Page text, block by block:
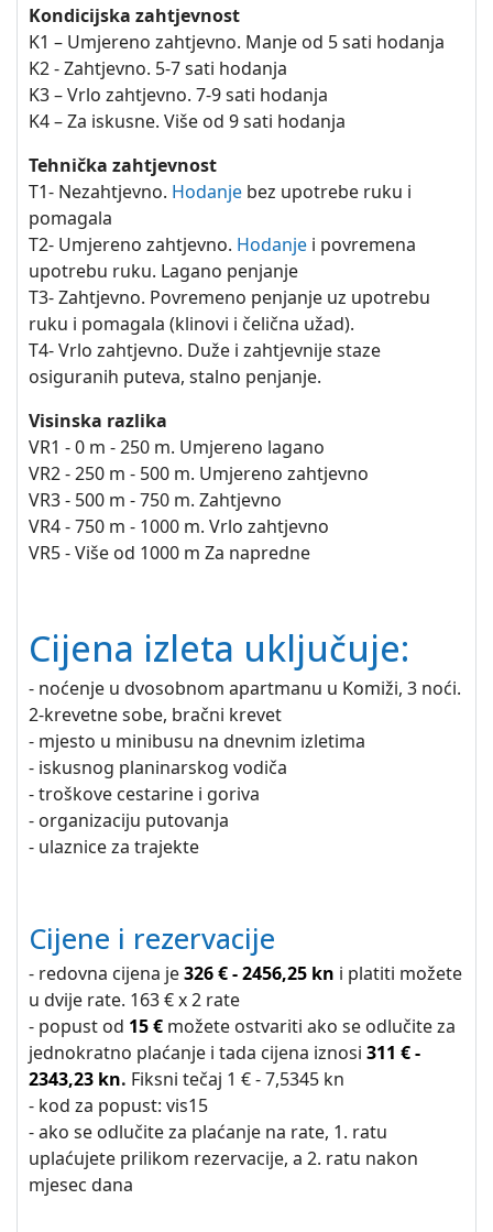
Kondicijska zahtjevnost
K1 – Umjereno zahtjevno. Manje od 5 sati hodanja
K2 - Zahtjevno. 5-7 sati hodanja
K3 – Vrlo zahtjevno. 7-9 sati hodanja
K4 – Za iskusne. Više od 9 sati hodanja
Tehnička zahtjevnost
T1- Nezahtjevno. Hodanje bez upotrebe ruku i
pomagala
T2- Umjereno zahtjevno. Hodanje i povremena
upotrebu ruku. Lagano penjanje
T3- Zahtjevno. Povremeno penjanje uz upotrebu
ruku i pomagala (klinovi i čelična užad).
T4- Vrlo zahtjevno. Duže i zahtjevnije staze
osiguranih puteva, stalno penjanje.
Visinska razlika
VR1 - 0 m - 250 m. Umjereno lagano
VR2 - 250 m - 500 m. Umjereno zahtjevno
VR3 - 500 m - 750 m. Zahtjevno
VR4 - 750 m - 1000 m. Vrlo zahtjevno
VR5 - Više od 1000 m Za napredne
Cijena izleta uključuje:
- noćenje u dvosobnom apartmanu u Komiži, 3 noći.
2-krevetne sobe, bračni krevet
- mjesto u minibusu na dnevnim izletima
- iskusnog planinarskog vodiča
- troškove cestarine i goriva
- organizaciju putovanja
- ulaznice za trajekte
Cijene i rezervacije
- redovna cijena je326 € - 2456,25 kn i platiti možete
u dvije rate. 163 € x 2 rate
- popust od 15 € možete ostvariti ako se odlučite za
jednokratno plaćanje i tada cijena iznosi 311 € -
2343,23 kn. Fiksni tečaj 1 € - 7,5345 kn
- kod za popust: vis15
- ako se odlučite za plaćanje na rate, 1. ratu
uplaćujete prilikom rezervacije, a 2. ratu nakon
mjesec dana